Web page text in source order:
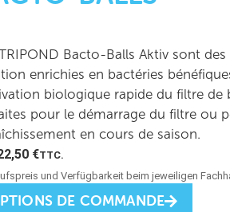
Bacto-Balls Aktiv sont des
enrichies en bactéries
biologique rapide du filtre de
pour le démarrage du filtre ou
en cours de saison.
€TTC.
DE COMMANDE